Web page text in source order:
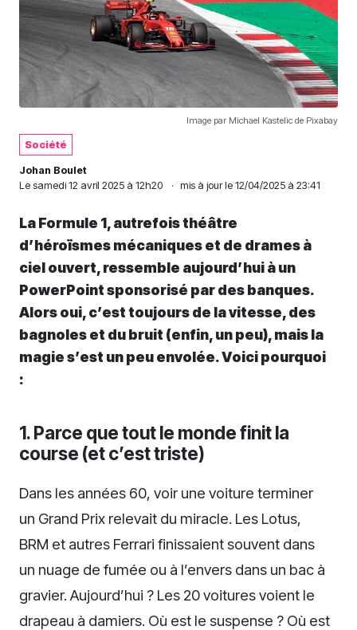
Image par Michael Kastelic de Pixabay
Société
Johan Boulet
Le samedi 12 avril 2025 à 12h20 · mis à jour le 12/04/2025 à 23:41
La Formule 1, autrefois théâtre
d’héroïsmes mécaniques et de drames à
ciel ouvert, ressemble aujourd’hui à un
PowerPoint sponsorisé par des banques.
Alors oui, c’est toujours de la vitesse, des
bagnoles et du bruit (enfin, un peu), mais la
magie s’est un peu envolée. Voici pourquoi
:
1. Parce que tout le monde finit la
course (et c’est triste)
Dans les années 60, voir une voiture terminer
un Grand Prix relevait du miracle. Les Lotus,
BRM et autres Ferrari finissaient souvent dans
un nuage de fumée ou à l’envers dans un bac à
gravier. Aujourd’hui ? Les 20 voitures voient le
drapeau à damiers. Où est le suspense ? Où est